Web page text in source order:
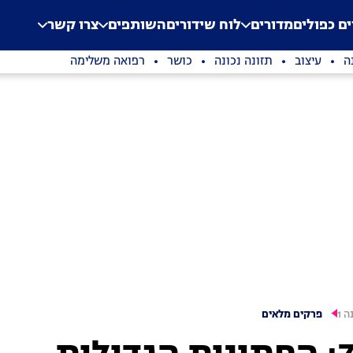
Application error: a
. כפוליםמדורים לוח שידוריםהשותפים צרו קשר
עיצוב תזונה נכונה כושר רפואה משלימה
1 פרקים מלאים